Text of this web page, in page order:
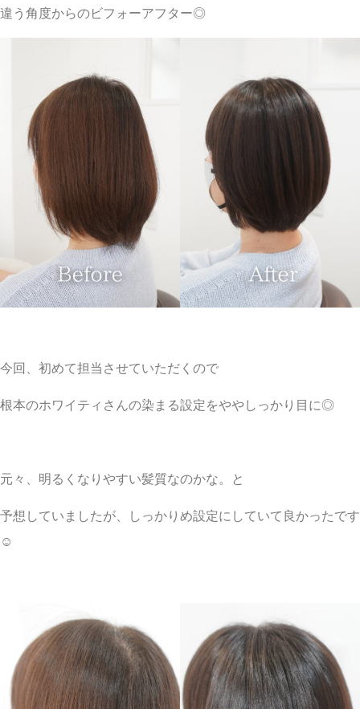
違う角度からのビフォーアフター◎
今回、初めて担当させていただくので
根本のホワイティさんの染まる設定をややしっかり目に◎
元々、明るくなりやすい髪質なのかな。と
予想していましたが、しっかりめ設定にしていて良かったです
☺︎